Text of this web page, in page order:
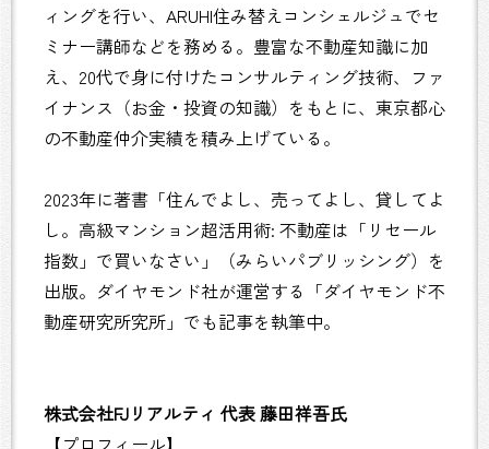
ィングを行い、ARUHI住み替えコンシェルジュでセ
ミナー講師などを務める。豊富な不動産知識に加
え、20代で身に付けたコンサルティング技術、ファ
イナンス（お金・投資の知識）をもとに、東京都心
の不動産仲介実績を積み上げている。
2023年に著書「住んでよし、売ってよし、貸してよ
し。高級マンション超活用術: 不動産は「リセール
指数」で買いなさい」（みらいパブリッシング）を
出版。ダイヤモンド社が運営する「ダイヤモンド不
動産研究所究所」でも記事を執筆中。
株式会社FJリアルティ 代表 藤田祥吾氏